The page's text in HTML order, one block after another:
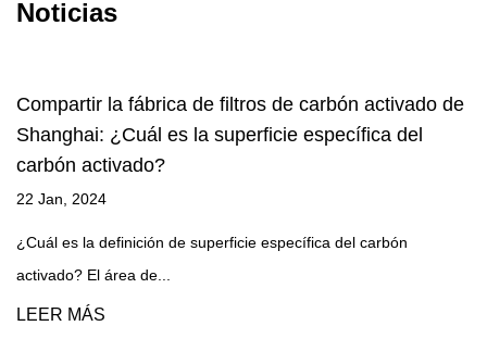
Noticias
Compartir la fábrica de filtros de carbón activado de
Shanghai: ¿Cuál es la superficie específica del
carbón activado?
22 Jan, 2024
¿Cuál es la definición de superficie específica del carbón
activado? El área de...
LEER MÁS